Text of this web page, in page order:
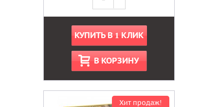
КУПИТЬ В 1 КЛИК
В КОРЗИНУ
Хит продаж!